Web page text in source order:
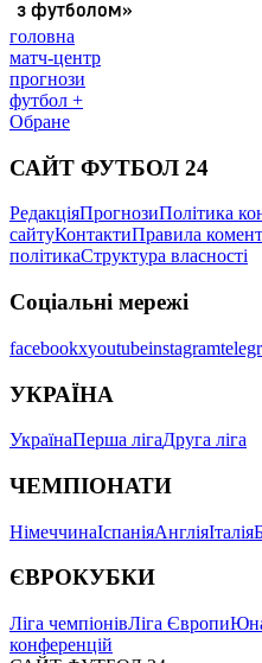
головна
матч-центр
прогнози
футбол +
Обране
САЙТ ФУТБОЛ 24
РедакціяПрогнозиПолітика
сайтуКонтактиПравила
політикаСтруктура власності
Соціальні мережі
facebookxyoutubeinstagram
УКРАЇНА
УкраїнаПерша лігаДруга ліга
ЧЕМПІОНАТИ
НімеччинаІспаніяАнгліяІталія
ЄВРОКУБКИ
Ліга чемпіонівЛіга Європи
конференцій